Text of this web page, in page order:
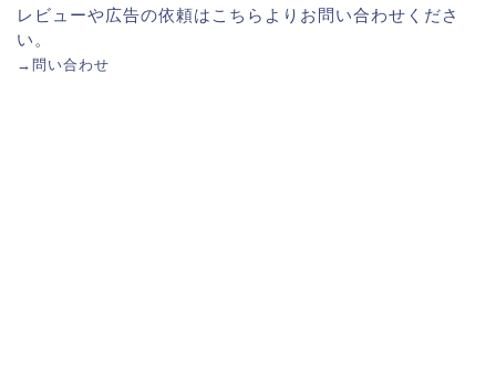
レビューや広告の依頼はこちらよりお問い合わせくださ
い。
→問い合わせ